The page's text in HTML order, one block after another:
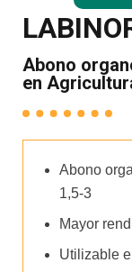
Abono
en
Abono
1,5-3
Mayor
Utilizable